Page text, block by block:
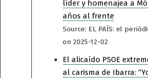
líder y homenajea a
años al frente
Source: EL PAÍS: el
on 2025-12-02
El alicaído PSOE
al carisma de Ibarra: